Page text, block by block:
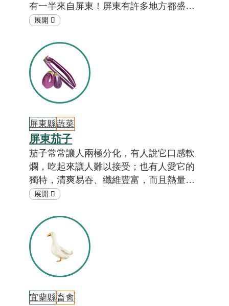
有一半來自屏東！屏東有許多地方都盛產
毛豆，主要集中在屏東西北部的平原地
等地，為什麼這些地方盛產毛豆呢？答案
就在「在地特色小教室」。[註01,02]
屏東縣蔬菜
屏東茄子
茄子常常讓人兩極分化，有人說它口感軟
爛，吃起來讓人難以接受；也有人愛它的
獨特，清爽易吞、纖維豐富，而且熱量
低。無論是哪一派，或許都不知道，茄子
的種植面積佔全國一半以上，主要集中在
屏北的里港、鹽埔、高樹、九如和屏東
市。市面上的常見的麻芝茄或紫娘，甚至
是少見的白茄子，有很多都是來自屏東
喔！[註01]
宜蘭縣畜禽